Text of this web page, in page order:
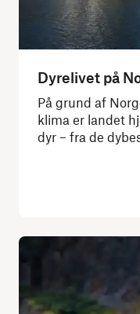
Dyrelivet på
På grund af
klima er landet
dyr – fra de